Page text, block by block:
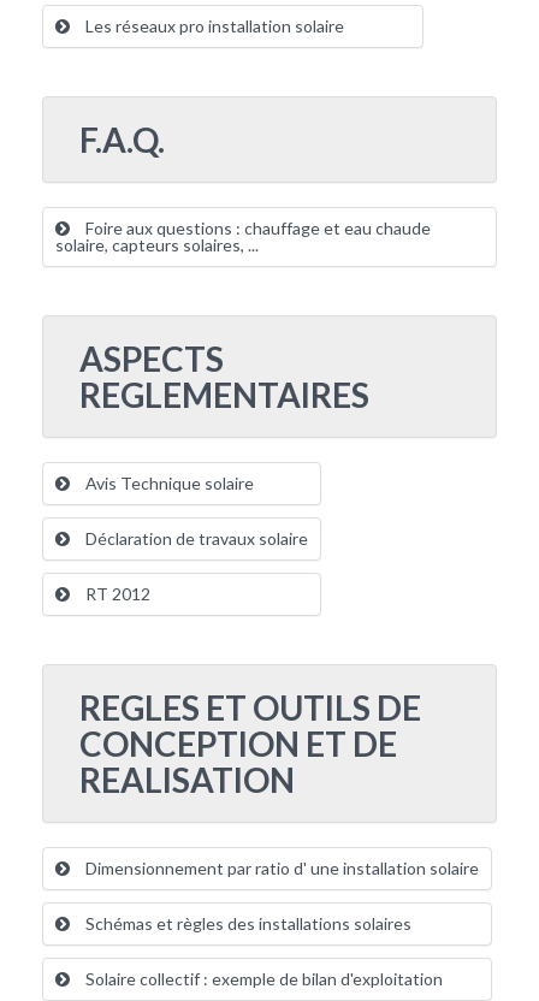
Les réseaux pro installation solaire
F.A.Q.
Foire aux questions : chauffage et eau chaude
solaire, capteurs solaires, ...
ASPECTS
REGLEMENTAIRES
Avis Technique solaire
Déclaration de travaux solaire
RT 2012
REGLES ET OUTILS DE
CONCEPTION ET DE
REALISATION
Dimensionnement par ratio d' une installation solaire
Schémas et règles des installations solaires
Solaire collectif : exemple de bilan d'exploitation